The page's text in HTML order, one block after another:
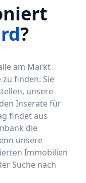
?
am Markt
finden. Sie
unsere
Inserate für
findet aus
die
unsere
Immobilien
Suche nach